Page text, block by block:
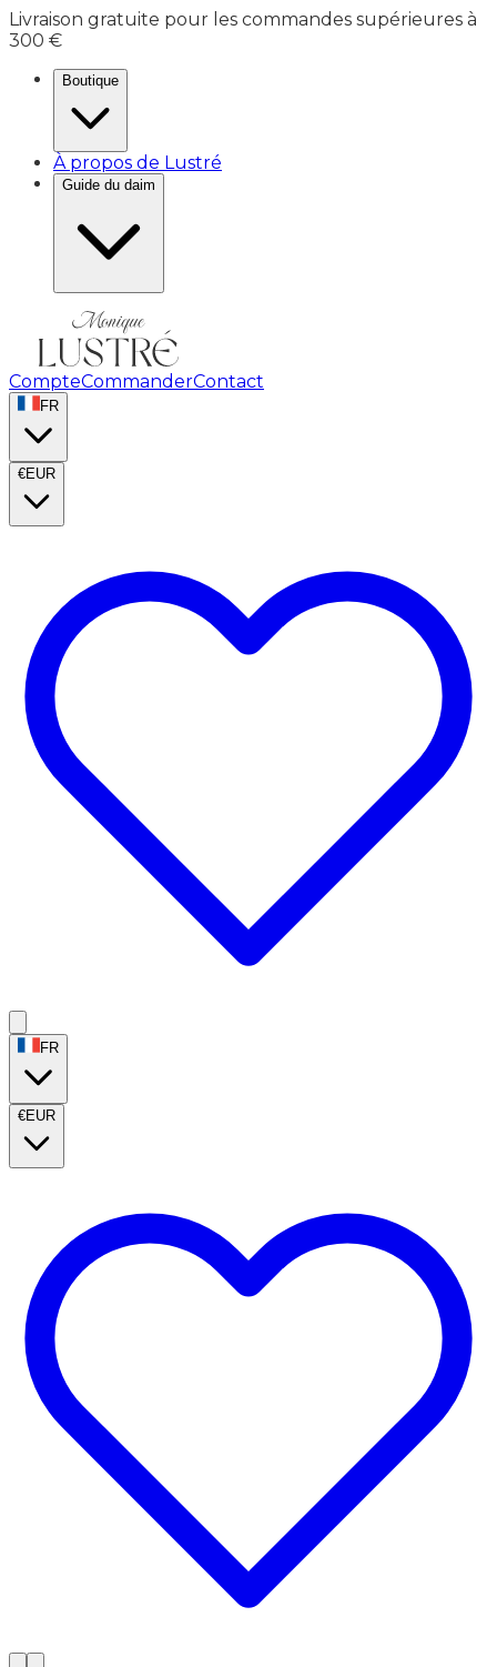
Livraison gratuite pour les commandes supérieures à
300 €
Boutique
À propos de Lustré
Guide du daim
CompteCommanderContact
FR
€EUR
FR
€EUR